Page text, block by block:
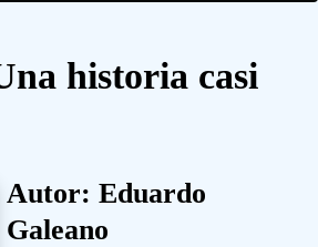
historia casi
Autor: Eduardo
Galeano